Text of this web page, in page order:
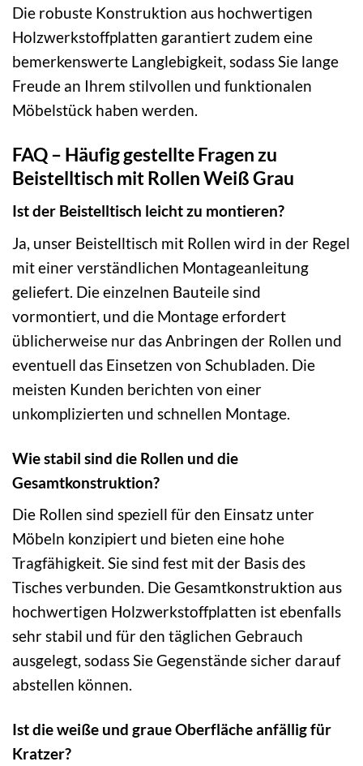
Die robuste Konstruktion aus hochwertigen
Holzwerkstoffplatten garantiert zudem eine
bemerkenswerte Langlebigkeit, sodass Sie lange
Freude an Ihrem stilvollen und funktionalen
Möbelstück haben werden.
FAQ – Häufig gestellte Fragen zu
Beistelltisch mit Rollen Weiß Grau
Ist der Beistelltisch leicht zu montieren?
Ja, unser Beistelltisch mit Rollen wird in der Regel
mit einer verständlichen Montageanleitung
geliefert. Die einzelnen Bauteile sind
vormontiert, und die Montage erfordert
üblicherweise nur das Anbringen der Rollen und
eventuell das Einsetzen von Schubladen. Die
meisten Kunden berichten von einer
unkomplizierten und schnellen Montage.
Wie stabil sind die Rollen und die
Gesamtkonstruktion?
Die Rollen sind speziell für den Einsatz unter
Möbeln konzipiert und bieten eine hohe
Tragfähigkeit. Sie sind fest mit der Basis des
Tisches verbunden. Die Gesamtkonstruktion aus
hochwertigen Holzwerkstoffplatten ist ebenfalls
sehr stabil und für den täglichen Gebrauch
ausgelegt, sodass Sie Gegenstände sicher darauf
abstellen können.
Ist die weiße und graue Oberfläche anfällig für
Kratzer?